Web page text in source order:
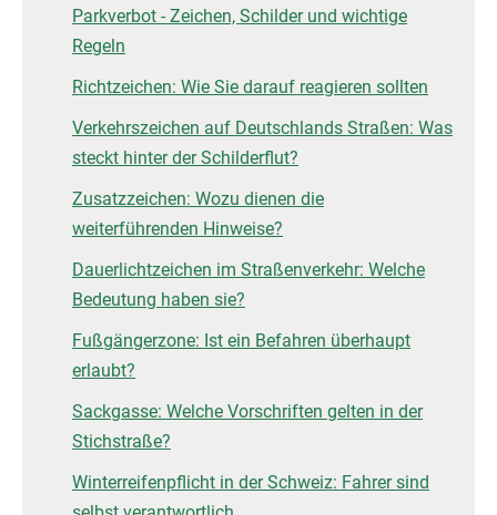
Parkverbot - Zeichen, Schilder und wichtige
Regeln
Richtzeichen: Wie Sie darauf reagieren sollten
Verkehrszeichen auf Deutschlands Straßen: Was
steckt hinter der Schilderflut?
Zusatzzeichen: Wozu dienen die
weiterführenden Hinweise?
Dauerlichtzeichen im Straßenverkehr: Welche
Bedeutung haben sie?
Fußgängerzone: Ist ein Befahren überhaupt
erlaubt?
Sackgasse: Welche Vorschriften gelten in der
Stichstraße?
Winterreifenpflicht in der Schweiz: Fahrer sind